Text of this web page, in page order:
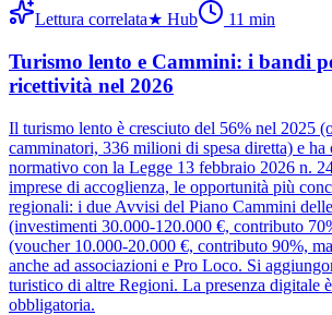
Lettura correlata★ Hub 11 min
Turismo lento e Cammini: i bandi
ricettività nel 2026
Il turismo lento è cresciuto del 56% nel 2025
camminatori, 336 milioni di spesa diretta) e ha
normativo con la Legge 13 febbraio 2026 n.
imprese di accoglienza, le opportunità più
regionali: i due Avvisi del Piano Cammini
(investimenti 30.000-120.000 €, contributo
(voucher 10.000-20.000 €, contributo 90%,
anche ad associazioni e Pro Loco. Si
turistico di altre Regioni. La presenza digitale è
obbligatoria.